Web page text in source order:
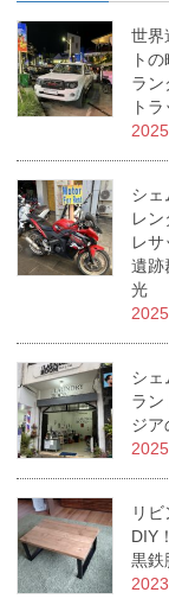
世界
ト
ラン
ト
シェ
レ
レ
遺跡
光
シェ
ラ
ジア
リ
DIY
黒鉄